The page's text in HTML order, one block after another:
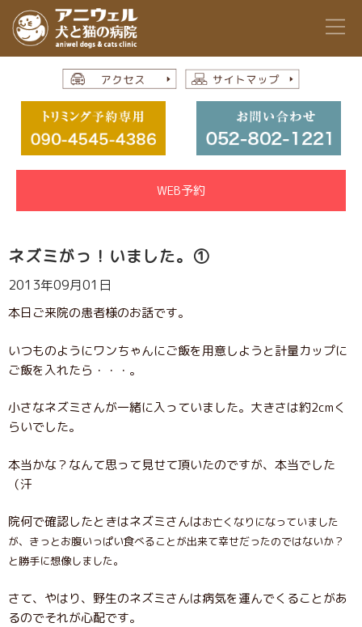
WEB予約
ネズミがっ！いました。①
2013年09月01日
本日ご来院の患者様のお話です。
いつものようにワンちゃんにご飯を用意しようと計量カップに
ご飯を入れたら・・・。
小さなネズミさんが一緒に入っていました。大きさは約2cmく
らいでした。
本当かな？なんて思って見せて頂いたのですが、本当でした
（汗
院何で確認したときはネズミさんはお亡くなりになっていました
が、きっとお腹いっぱい食べることが出来て幸せだったのではないか？
と勝手に想像しました。
さて、やはり、野生のネズミさんは病気を運んでくることがあ
るのでそれが心配です。